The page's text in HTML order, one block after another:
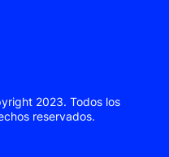
Xiaomi Redmi Note 10 Pro
2023. Todos los
reservados.